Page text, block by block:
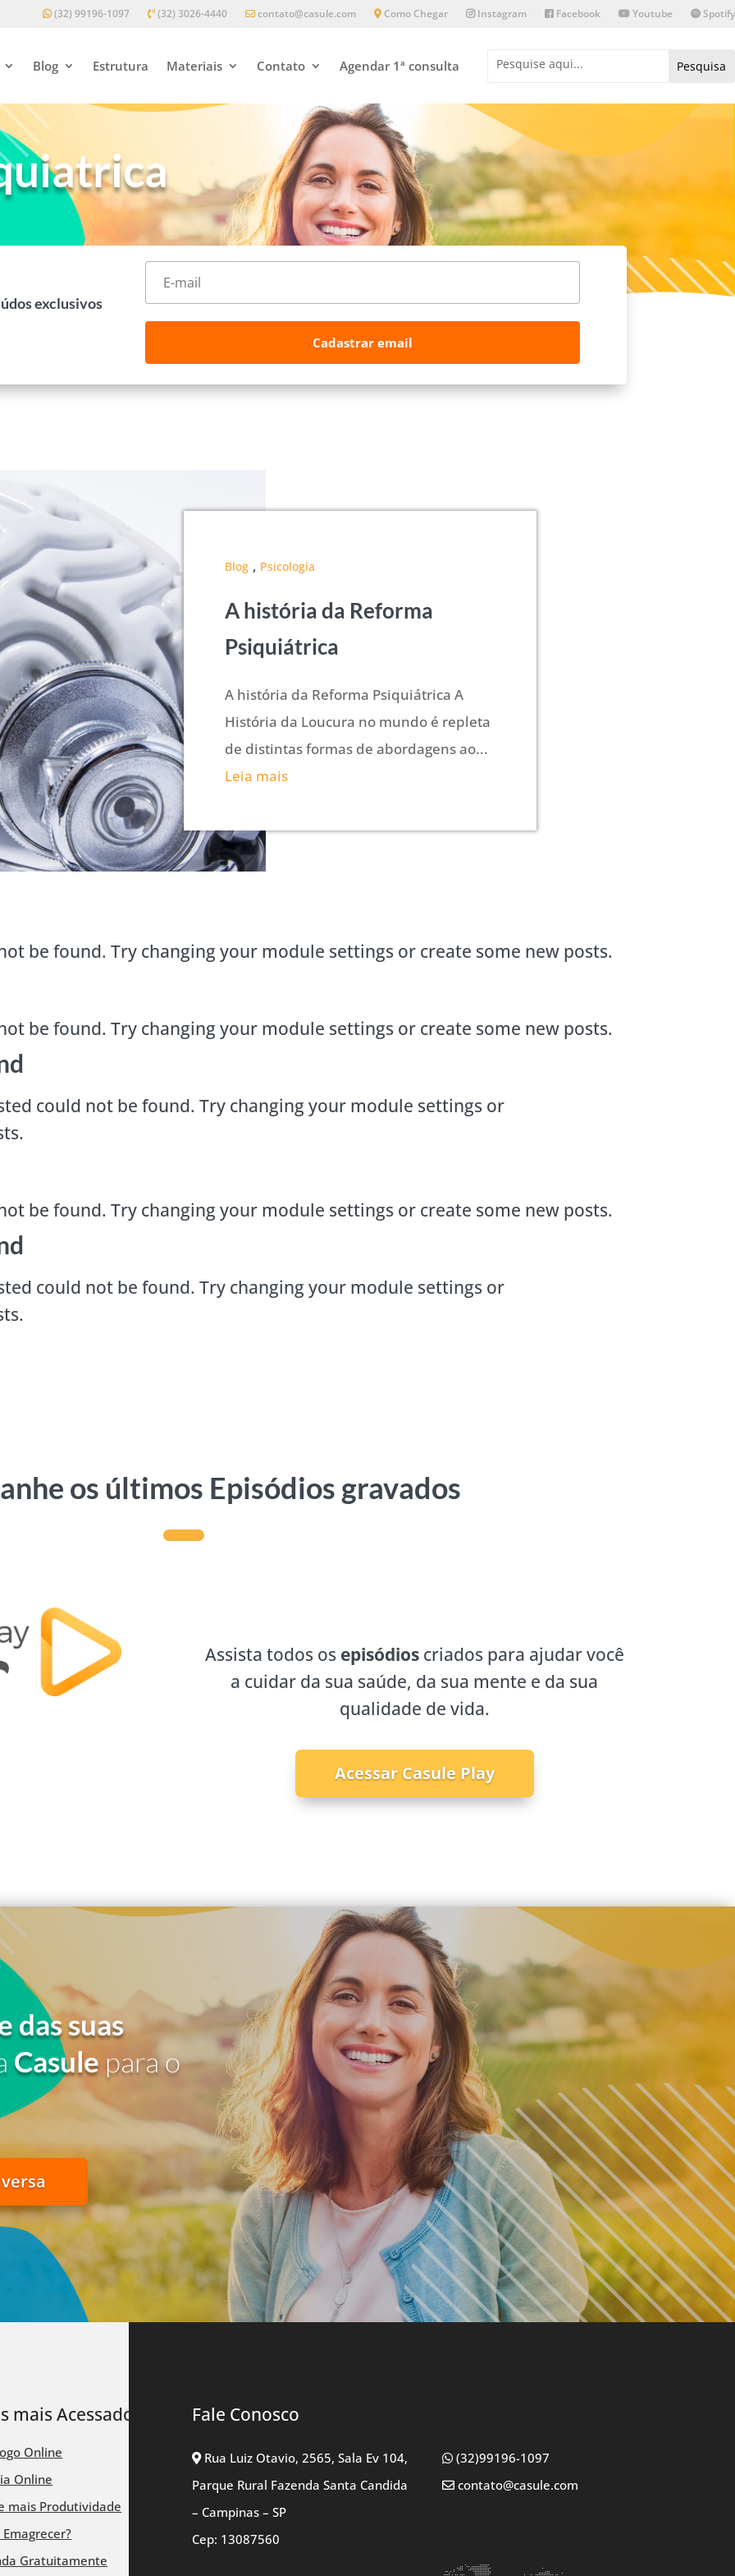
(32) 99196-1097 (32) 3026-4440 contato@casule.com Como Chegar Instagram Facebook Youtube Spotify
Blog Estrutura Materiais Contato Agendar 1ª consulta
exclusivos
Cadastrar email
Blog , Psicologia
A história da Reforma
Psiquiátrica
A história da Reforma Psiquiátrica A
História da Loucura no mundo é repleta
de distintas formas de abordagens ao...
Leia mais
be found. Try changing your module settings or create some new posts.
be found. Try changing your module settings or create some new posts.
could not be found. Try changing your module settings or
be found. Try changing your module settings or create some new posts.
could not be found. Try changing your module settings or
os últimos Episódios gravados
Assista todos os episódioscriados para ajudar você
a cuidar da sua saúde, da sua mente e da sua
qualidade de vida.
Acessar Casule Play
das suas
Casule para o
mais Acessados
Online
Online
mais Produtividade
Gratuitamente
Fale Conosco
Rua Luiz Otavio, 2565, Sala Ev 104,
Parque Rural Fazenda Santa Candida
– Campinas – SP
Cep: 13087560
(32)99196-1097
contato@casule.com